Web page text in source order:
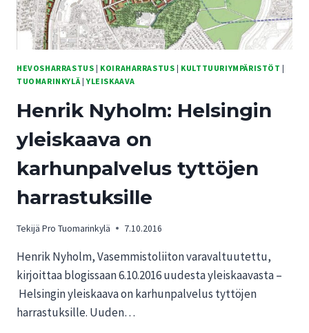
HEVOSHARRASTUS | KOIRAHARRASTUS | KULTTUURIYMPÄRISTÖT |
TUOMARINKYLÄ|YLEISKAAVA
Henrik Nyholm: Helsingin
yleiskaava on
karhunpalvelus tyttöjen
harrastuksille
Tekijä Pro Tuomarinkylä 7.10.2016
Henrik Nyholm, Vasemmistoliiton varavaltuutettu,
kirjoittaa blogissaan 6.10.2016 uudesta yleiskaavasta –
Helsingin yleiskaava on karhunpalvelus tyttöjen
harrastuksille. Uuden…